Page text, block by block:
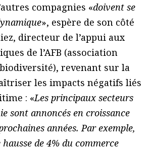
compagnies «doivent se
», espère de son côté
directeur de l’appui aux
de l’AFB (association
revenant sur la
les impacts négatifs liés
: «Les principaux secteurs
sont annoncés en croissance
années. Par exemple,
de 4% du commerce